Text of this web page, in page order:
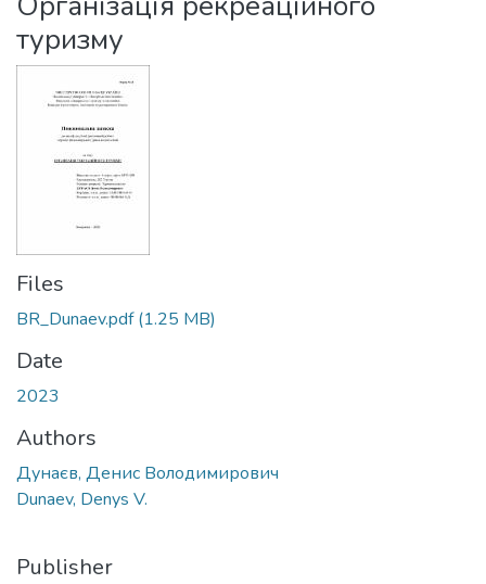
туризму
Files
BR_Dunaev.pdf(1.25 MB)
Date
2023
Authors
Дунаєв, Денис Володимирович
Dunaev, Denys V.
Publisher